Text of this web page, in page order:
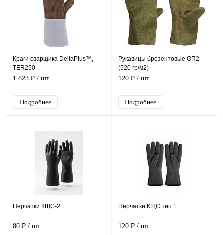
Краги сварщика DeltaPlus™,
TER250
1 823 ₽ / шт
Подробнее
Рукавицы брезентовые ОП2
(520 гр/м2)
120 ₽ / шт
Подробнее
Перчатки КЩС-2
80 ₽ / шт
Перчатки КЩС тип 1
120 ₽ / шт